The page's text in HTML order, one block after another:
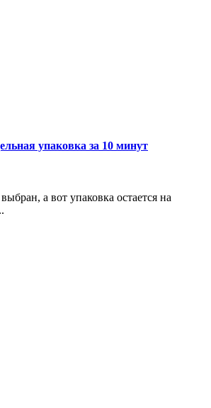
упаковка за 10 минут
а вот упаковка остается на